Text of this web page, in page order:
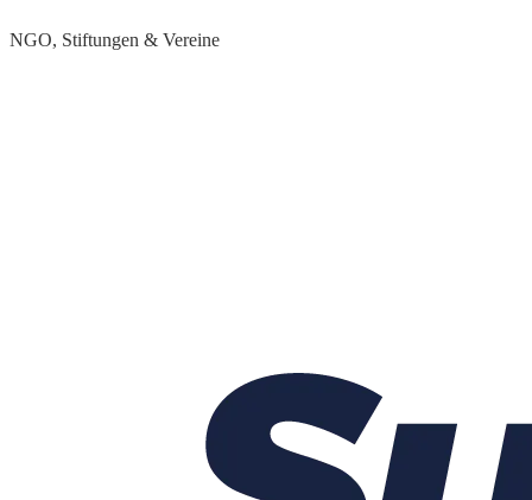
NGO, Stiftungen & Vereine